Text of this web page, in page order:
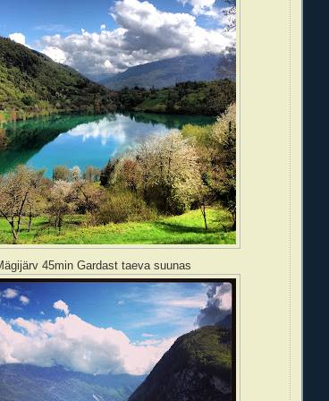
45min Gardast taeva suunas